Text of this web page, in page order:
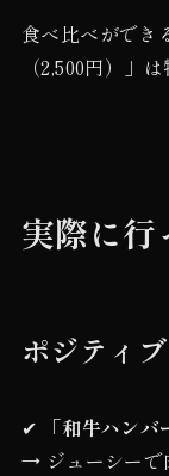
食べ比べができ
（2,500円）」
実際に行
ポジティ
✔
「和牛ハン
→ ジューシーで